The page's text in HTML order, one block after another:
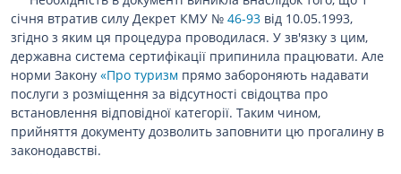
січня втратив силу Декрет КМУ № 46-93 від 10.05.1993,
згідно з яким ця процедура проводилася. У зв'язку з цим,
державна система сертифікації припинила працювати. Але
норми Закону «Про туризм прямо забороняють надавати
послуги з розміщення за відсутності свідоцтва про
встановлення відповідної категорії. Таким чином,
прийняття документу дозволить заповнити цю прогалину в
законодавстві.